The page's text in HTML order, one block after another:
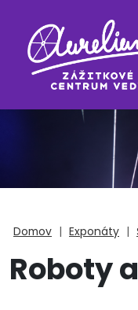
Domov | Exponáty |
Roboty